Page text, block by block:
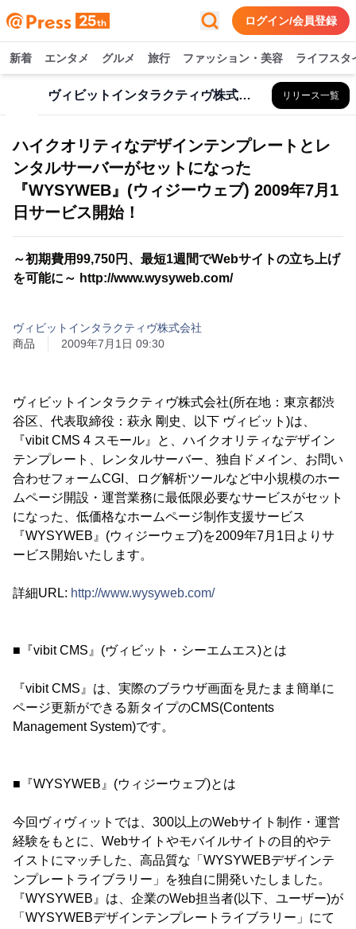
ログイン/会員登録
新着 エンタメ グルメ 旅行 ファッション・美容 ライフスタ
ヴィビットインタラクティヴ株式会社 リリース一覧
ハイクオリティなデザインテンプレートとレ
ンタルサーバーがセットになった
『WYSYWEB』(ウィジーウェブ) 2009年7月1
日サービス開始！
～初期費用99,750円、最短1週間でWebサイトの立ち上げ
を可能に～ http://www.wysyweb.com/
ヴィビットインタラクティヴ株式会社
商品
2009年7月1日 09:30
ヴィビットインタラクティヴ株式会社(所在地：東京都渋
谷区、代表取締役：萩永 剛史、以下 ヴィビット)は、
『vibit CMS 4 スモール』と、ハイクオリティなデザイン
テンプレート、レンタルサーバー、独自ドメイン、お問い
合わせフォームCGI、ログ解析ツールなど中小規模のホー
ムページ開設・運営業務に最低限必要なサービスがセット
になった、低価格なホームページ制作支援サービス
『WYSYWEB』(ウィジーウェブ)を2009年7月1日よりサ
ービス開始いたします。
詳細URL: http://www.wysyweb.com/
■『vibit CMS』(ヴィビット・シーエムエス)とは
『vibit CMS』は、実際のブラウザ画面を見たまま簡単に
ページ更新ができる新タイプのCMS(Contents
Management System)です。
■『WYSYWEB』(ウィジーウェブ)とは
今回ヴィヴィットでは、300以上のWebサイト制作・運営
経験をもとに、Webサイトやモバイルサイトの目的やテ
イストにマッチした、高品質な「WYSYWEBデザインテ
ンプレートライブラリー」を独自に開発いたしました。
『WYSYWEB』は、企業のWeb担当者(以下、ユーザー)が
「WYSYWEBデザインテンプレートライブラリー」にて